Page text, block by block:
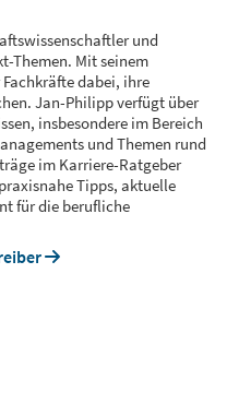
und
Themen. Mit seinem
dabei, ihre
Jan-Philipp verfügt über
insbesondere im Bereich
und Themen rund
im Karriere-Ratgeber
Tipps, aktuelle
für die berufliche